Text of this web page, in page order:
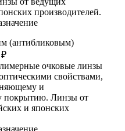
производителей.
(антибликовым)
₽
очковые линзы
свойствами,
и
покрытию. Линзы от
и японских